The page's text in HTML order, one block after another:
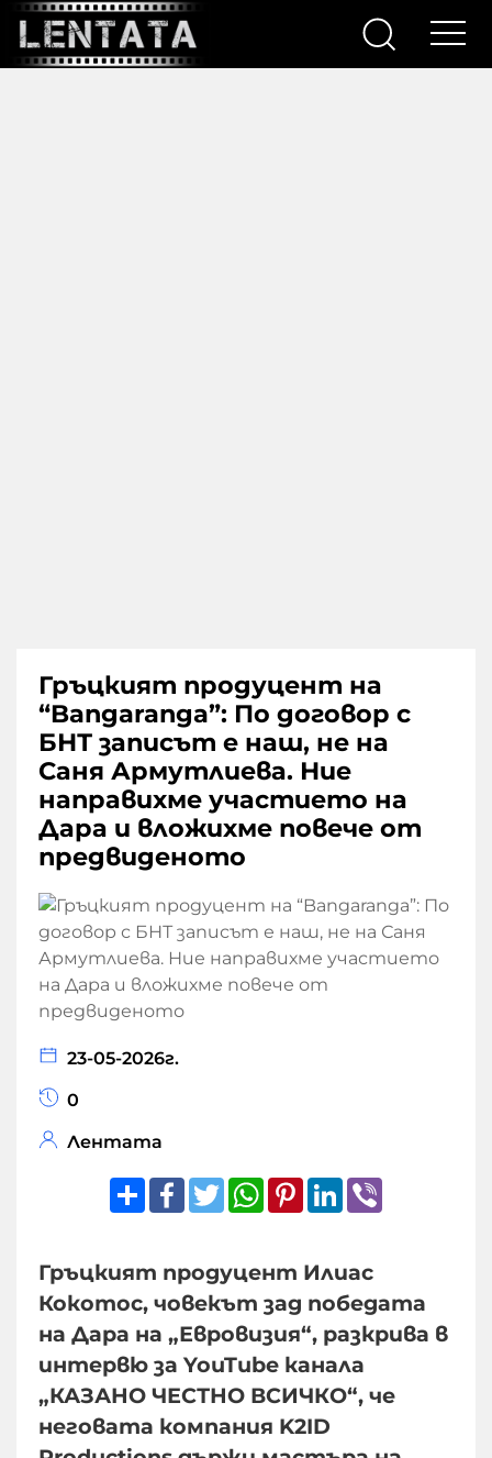
Гръцкият продуцент на
“Bangaranga”: По договор с
БНТ записът е наш, не на
Саня Армутлиева. Ние
направихме участието на
Дара и вложихме повече от
предвиденото
23-05-2026г.
0
Лентата
ShareFacebook
TwitterWhatsApp
Pinterest
LinkedIn
Гръцкият продуцент Илиас
Кокотос, човекът зад победата
на Дара на „Евровизия“, разкрива в
интервю за YouTube канала
„КАЗАНО ЧЕСТНО ВСИЧКО“, че
неговата компания K2ID